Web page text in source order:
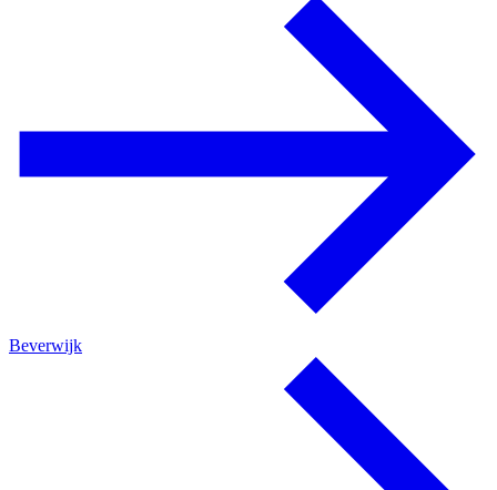
Beverwijk